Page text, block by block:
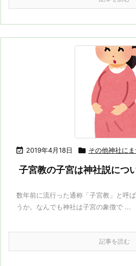
 2019年4月18日  その他神社に
子宮教の子宮は神社説につ
数年前に流行った通称「子宮教」と呼
うか。なんでも神社は子宮の象徴で ...
記事を読む